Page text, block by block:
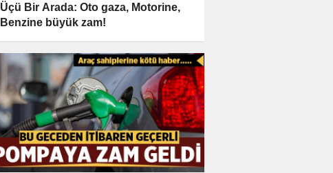
Üçü Bir Arada: Oto gaza, Motorine,
Benzine büyük zam!